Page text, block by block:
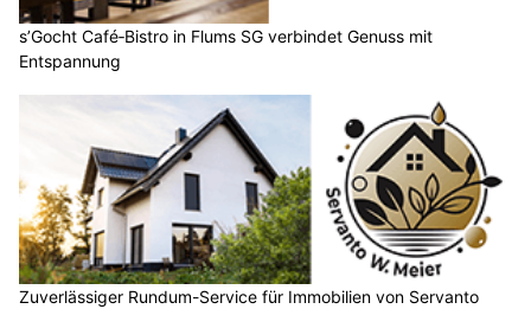
s’Gocht Café‑Bistro in Flums SG verbindet Genuss mit
Entspannung
Zuverlässiger Rundum-Service für Immobilien von Servanto